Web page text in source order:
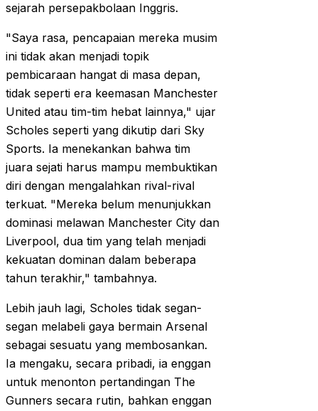
sejarah persepakbolaan Inggris.
"Saya rasa, pencapaian mereka musim
ini tidak akan menjadi topik
pembicaraan hangat di masa depan,
tidak seperti era keemasan Manchester
United atau tim-tim hebat lainnya," ujar
Scholes seperti yang dikutip dari Sky
Sports. Ia menekankan bahwa tim
juara sejati harus mampu membuktikan
diri dengan mengalahkan rival-rival
terkuat. "Mereka belum menunjukkan
dominasi melawan Manchester City dan
Liverpool, dua tim yang telah menjadi
kekuatan dominan dalam beberapa
tahun terakhir," tambahnya.
Lebih jauh lagi, Scholes tidak segan-
segan melabeli gaya bermain Arsenal
sebagai sesuatu yang membosankan.
Ia mengaku, secara pribadi, ia enggan
untuk menonton pertandingan The
Gunners secara rutin, bahkan enggan